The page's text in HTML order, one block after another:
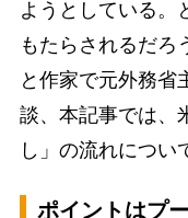
ようとしている。
もたらされるだろ
と作家で元外務省
談、本記事では、
し」の流れについ
ポイントはプ